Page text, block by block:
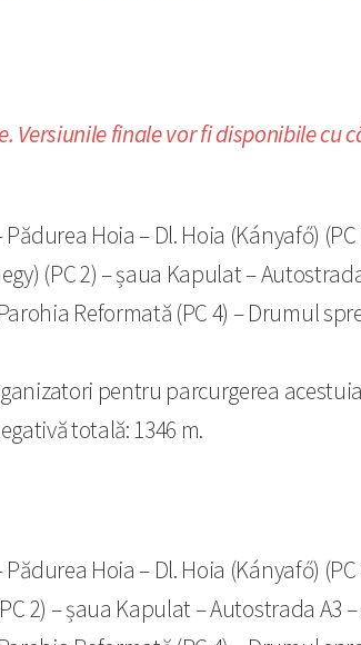
finale vor fi disponibile cu
Hoia – Dl. Hoia (Kányafő)
(PC 2) – șaua Kapulat –
Reformată (PC 4) – Drumul
pentru parcurgerea acestuia
totală: 1346 m.
Hoia – Dl. Hoia (Kányafő)
2) – șaua Kapulat – Autostrada A3